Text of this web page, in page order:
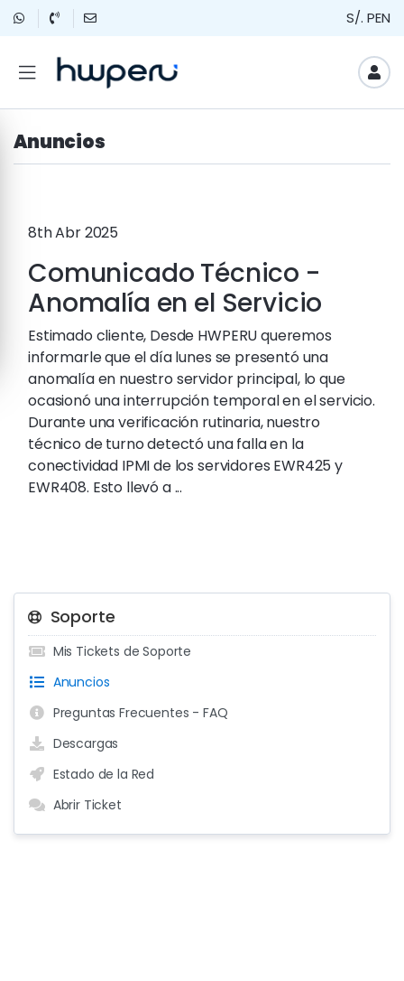
S/. PEN
Anuncios
8th Abr 2025
Comunicado Técnico -
Anomalía en el Servicio
Estimado cliente, Desde HWPERU queremos
informarle que el día lunes se presentó una
anomalía en nuestro servidor principal, lo que
ocasionó una interrupción temporal en el servicio.
Durante una verificación rutinaria, nuestro
técnico de turno detectó una falla en la
conectividad IPMI de los servidores EWR425 y
EWR408. Esto llevó a ...
Soporte
Mis Tickets de Soporte
Anuncios
Preguntas Frecuentes - FAQ
Descargas
Estado de la Red
Abrir Ticket